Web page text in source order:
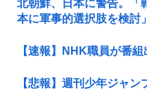
北朝鮮、日本に警告。「
本に軍事的選択肢を検討」
【速報】NHK職員が番
【悲報】週刊少年ジャ